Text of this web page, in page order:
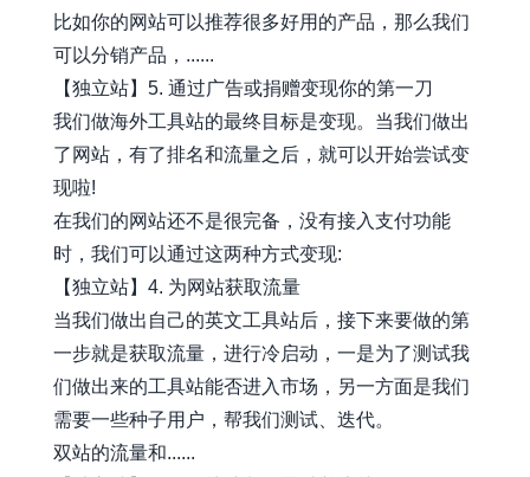
比如你的网站可以推荐很多好用的产品，那么我们
可以分销产品，......
【独立站】5. 通过广告或捐赠变现你的第一刀
我们做海外工具站的最终目标是变现。当我们做出
了网站，有了排名和流量之后，就可以开始尝试变
现啦!
在我们的网站还不是很完备，没有接入支付功能
时，我们可以通过这两种方式变现:
【独立站】4. 为网站获取流量
当我们做出自己的英文工具站后，接下来要做的第
一步就是获取流量，进行冷启动，一是为了测试我
们做出来的工具站能否进入市场，另一方面是我们
需要一些种子用户，帮我们测试、迭代。
双站的流量和......